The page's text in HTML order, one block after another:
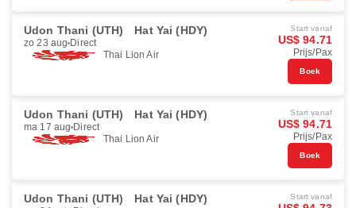
Udon Thani (UTH) Hat Yai (HDY)
zo 23 aug Direct
Thai Lion Air
Start vanaf
US$ 94.71
Prijs/Pax
Boek
Udon Thani (UTH) Hat Yai (HDY)
ma 17 aug Direct
Thai Lion Air
Start vanaf
US$ 94.71
Prijs/Pax
Boek
Udon Thani (UTH) Hat Yai (HDY) Start vanaf